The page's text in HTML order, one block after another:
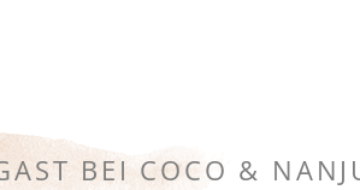
BEI COCO &